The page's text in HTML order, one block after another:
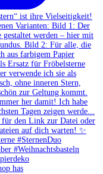
has